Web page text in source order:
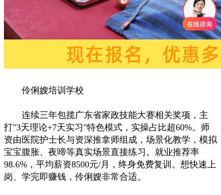
伶俐嫂培训学校
连续三年包揽广东省家政技能大赛相关奖项，主
打"3天理论+7天实习"特色模式，实操占比超60%。师
资由医院护士长与资深推拿师组成，场景化教学，模拟
宝宝腹胀、夜啼等真实场景直接练习。就业推荐率
98.6%，平均薪资8500元/月，终身免费复训。想快速上
岗、学完即赚钱，伶俐嫂非常合适。